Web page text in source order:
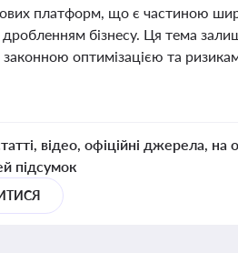
платформ, що є частиною
бізнесу. Ця тема
оптимізацією та
відео, офіційні джерела, на
підсумок